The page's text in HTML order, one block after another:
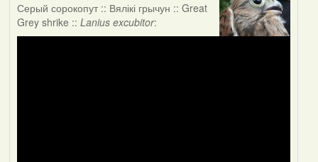
Серый сорокопут :: Вялікі грычун :: Great
Grey shrike :: Lanius excubitor: